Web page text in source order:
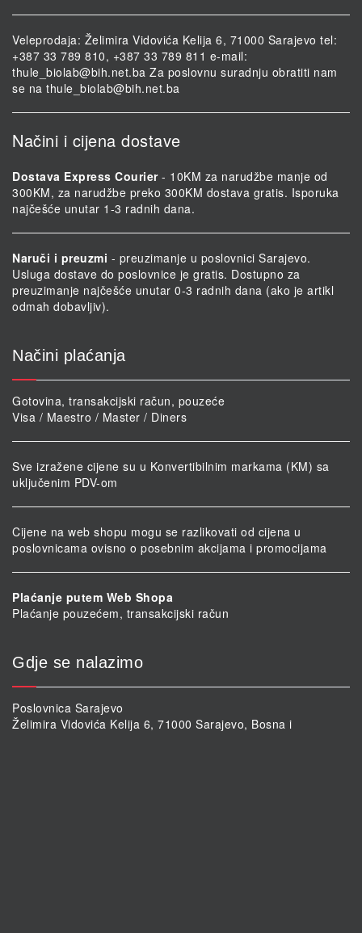
Veleprodaja: Želimira Vidovića Kelija 6, 71000 Sarajevo tel:
+387 33 789 810, +387 33 789 811 e-mail:
thule_biolab@bih.net.ba Za poslovnu suradnju obratiti nam
se na thule_biolab@bih.net.ba
Načini i cijena dostave
Dostava Express Courier- 10KM za narudžbe manje od
300KM, za narudžbe preko 300KM dostava gratis. Isporuka
najčešće unutar 1-3 radnih dana.
Naruči i preuzmi - preuzimanje u poslovnici Sarajevo.
Usluga dostave do poslovnice je gratis. Dostupno za
preuzimanje najčešće unutar 0-3 radnih dana (ako je artikl
odmah dobavljiv).
Načini plaćanja
Gotovina, transakcijski račun, pouzeće
Visa / Maestro / Master / Diners
Sve izražene cijene su u Konvertibilnim markama (KM) sa
uključenim PDV-om
Cijene na web shopu mogu se razlikovati od cijena u
poslovnicama ovisno o posebnim akcijama i promocijama
Plaćanje putem Web Shopa
Plaćanje pouzećem, transakcijski račun
Gdje se nalazimo
Poslovnica Sarajevo
Želimira Vidovića Kelija 6, 71000 Sarajevo, Bosna i